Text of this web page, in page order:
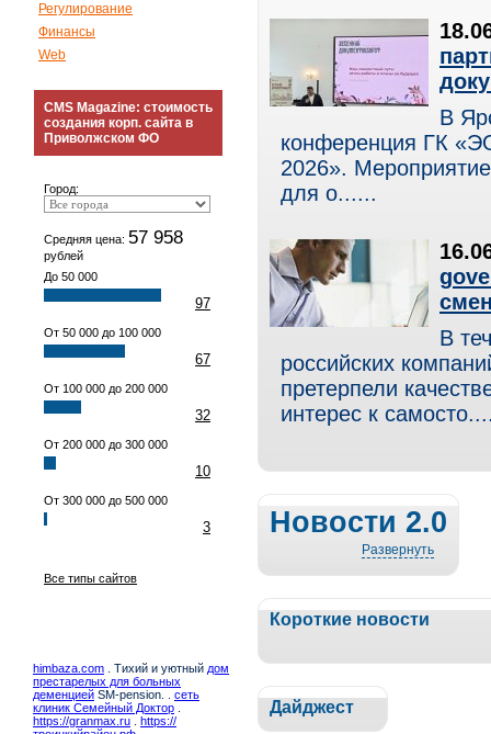
Регулирование
Финансы
Web
CMS Magazine: стоимость
создания корп. сайта в
Приволжском ФО
Город:
Средняя цена: 57 958
рублей
До 50 000
97
От 50 000 до 100 000
67
От 100 000 до 200 000
32
От 200 000 до 300 000
10
От 300 000 до 500 000
3
Все типы сайтов
himbaza.com . Тихий и уютный дом
престарелых для больных
деменцией SM-pension. . сеть
клиник Семейный Доктор
https://granmax.ru
https://
В
конференция ГК
2026».
для о......
В
российских
претерпели
интерес к
Новости 2.0
Развернуть
Короткие новости
Дайджест